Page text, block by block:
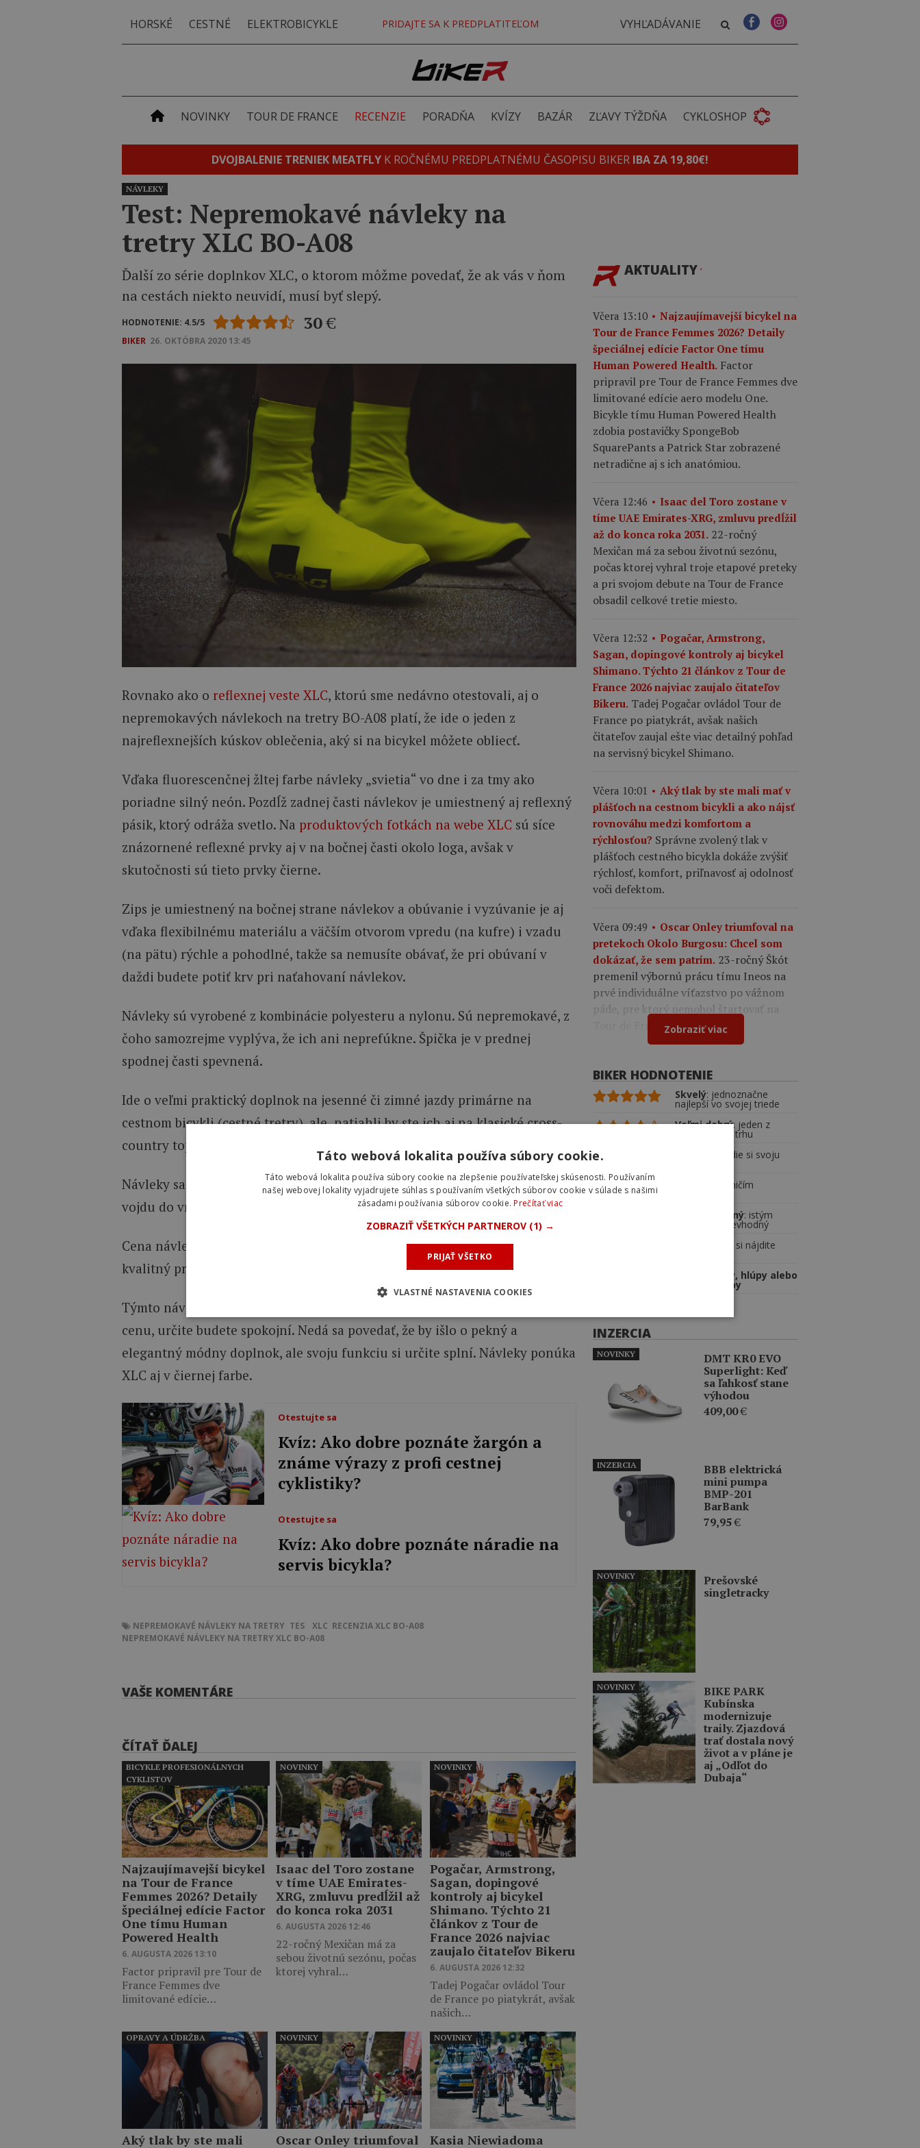
HORSKÉ CESTNÉ ELEKTROBICYKLE PRIDAJTE SA K PREDPLATITEĽOM
NOVINKY TOUR DE FRANCE RECENZIE PORADŇA KVÍZY BAZÁR ZĽAVY TÝŽDŇA CYKLOSHOP
DVOJBALENIE TRENIEK MEATFLY K ROČNÉMU PREDPLATNÉMU ČASOPISU BIKER IBA ZA 19,80€!
NÁVLEKY
Test: Nepremokavé návleky na
tretry XLC BO-A08
Ďalší zo série doplnkov XLC, o ktorom môžme povedať, že ak vás v ňom
na cestách niekto neuvidí, musí byť slepý.
HODNOTENIE: 4.5/5 30€
BIKER 26. OKTÓBRA 2020 13:45
Rovnako ako o reflexnej veste XLC, ktorú sme nedávno otestovali, aj o
nepremokavých návlekoch na tretry BO-A08 platí, že ide o jeden z
najreflexnejších kúskov oblečenia, aký si na bicykel môžete obliecť.
Vďaka fluorescenčnej žltej farbe návleky „svietia“ vo dne i za tmy ako
poriadne silný neón. Pozdĺž zadnej časti návlekov je umiestnený aj reflexný
pásik, ktorý odráža svetlo. Na produktových fotkách na webe XLC sú síce
znázornené reflexné prvky aj v na bočnej časti okolo loga, avšak v
skutočnosti sú tieto prvky čierne.
Zips je umiestnený na bočnej strane návlekov a obúvanie i vyzúvanie je aj
vďaka flexibilnému materiálu a väčším otvorom vpredu (na kufre) i vzadu
(na pätu) rýchle a pohodlné, takže sa nemusíte obávať, že pri obúvaní v
daždi budete potiť krv pri naťahovaní návlekov.
Návleky sú vyrobené z kombinácie polyesteru a nylonu. Sú nepremokavé, z
čoho samozrejme vyplýva, že ich ani neprefúkne. Špička je v prednej
spodnej časti spevnená.
Ide o veľmi praktický doplnok na jesenné či zimné jazdy primárne na
cestnom bicykli (cestné tretry), ale natiahli by ste ich aj na klasické cross-
country topánky, ktoré sa tvarom podobajú na cestné.
Návleky sa dajú pohodlne zbaliť do malých rozmerov a bez problémov sa
vojdu do vrecka dresu.
Cena návlekov XLC BO-A08 je veľmi priaznivá a iba za 30 eur dostanete
kvalitný produkt s poriadnou dávkou reflexnosti.
Týmto návlekom nie je veľmi čo vyčítať a ak chcete byť viditeľní za dobrú
cenu, určite budete spokojní. Nedá sa povedať, že by išlo o pekný a
elegantný módny doplnok, ale svoju funkciu si určite splní. Návleky ponúka
XLC aj v čiernej farbe.
Otestujte sa
Kvíz: Ako dobre poznáte žargón a
známe výrazy z profi cestnej
cyklistiky?
Otestujte sa
Kvíz: Ako dobre poznáte náradie na
servis bicykla?
NEPREMOKAVÉ NÁVLEKY NA TRETRY TES XLC RECENZIAXLC BO-A08
NEPREMOKAVÉ NÁVLEKY NA TRETRY XLC BO-A08
VAŠE KOMENTÁRE
ČÍTAŤ ĎALEJ
Najzaujímavejší bicykel
na Tour de France
Femmes 2026? Detaily
špeciálnej edície Factor
One tímu Human
Powered Health
6. AUGUSTA 2026 13:10
Factor pripravil pre Tour de
France Femmes dve
limitované edície…
BICYKLE PROFESIONÁLNYCH
CYKLISTOV
Isaac del Toro zostane
v tíme UAE Emirates-
XRG, zmluvu predĺžil až
do konca roka 2031
6. AUGUSTA 2026 12:46
22-ročný Mexičan má za
sebou životnú sezónu, počas
ktorej vyhral…
NOVINKY
Pogačar, Armstrong,
Sagan, dopingové
kontroly aj bicykel
Shimano. Týchto 21
článkov z Tour de
France 2026 najviac
zaujalo čitateľov Bikeru
6. AUGUSTA 2026 12:32
Tadej Pogačar ovládol Tour
de France po piatykrát, avšak
našich…
NOVINKY
Aký tlak by ste mali
OPRAVY A ÚDRŽBA
Oscar Onley triumfoval
NOVINKY
Kasia Niewiadoma
NOVINKY
AKTUALITY
Včera 13:10
Najzaujímavejší bicykel na
Tour de France Femmes 2026? Detaily
špeciálnej edície Factor One tímu
Human Powered Health. Factor
pripravil pre Tour de France Femmes dve
limitované edície aero modelu One.
Bicykle tímu Human Powered Health
zdobia postavičky SpongeBob
SquarePants a Patrick Star zobrazené
netradične aj s ich anatómiou.
Včera 12:46
Isaac del Toro zostane v
tíme UAE Emirates-XRG, zmluvu predĺžil
až do konca roka 2031. 22-ročný
Mexičan má za sebou životnú sezónu,
počas ktorej vyhral troje etapové preteky
a pri svojom debute na Tour de France
obsadil celkové tretie miesto.
Včera 12:32
Pogačar, Armstrong,
Sagan, dopingové kontroly aj bicykel
Shimano. Týchto 21 článkov z Tour de
France 2026 najviac zaujalo čitateľov
Bikeru. Tadej Pogačar ovládol Tour de
France po piatykrát, avšak našich
čitateľov zaujal ešte viac detailný pohľad
na servisný bicykel Shimano.
Včera 10:01
Aký tlak by ste mali mať v
plášťoch na cestnom bicykli a ako nájsť
rovnováhu medzi komfortom a
rýchlosťou? Správne zvolený tlak v
plášťoch cestného bicykla dokáže zvýšiť
rýchlosť, komfort, priľnavosť aj odolnosť
voči defektom.
Včera 09:49
Oscar Onley triumfoval na
pretekoch Okolo Burgosu: Chcel som
dokázať, že sem patrím. 23-ročný Škót
premenil výbornú prácu tímu Ineos na
prvé individuálne víťazstvo po vážnom
páde, pre ktorý nemohol štartovať na
Tour de France.Zobraziť viac
BIKER HODNOTENIE
Skvelý: jednoznačne
najlepší vo svojej triede
Veľmi dobrý: jeden z
najlepších na trhu
: odvedie si svoju
: ničím
Podpriemerný: istým
spôsobom nevhodný
: radšej si nájdite
Nebezpečný, hlúpy alebo
oboje dokopy
INZERCIA
DMT KR0 EVO
Superlight: Keď
sa ľahkosť stane
výhodou
409,00€
NOVINKY
BBB elektrická
mini pumpa
BMP-201
BarBank
79,95€
INZERCIA
Prešovské
singletracky
NOVINKY
BIKE PARK
Kubínska
modernizuje
traily. Zjazdová
trať dostala nový
život a v pláne je
aj „Odľot do
Dubaja“
NOVINKY
Táto webová lokalita používa súbory cookie.
Táto webová lokalita používa súbory cookie na zlepšenie používateľskej skúsenosti. Používaním
našej webovej lokality vyjadrujete súhlas s používaním všetkých súborov cookie v súlade s našimi
zásadami používania súborov cookie.Prečítať viac
ZOBRAZIŤ VŠETKÝCH PARTNEROV (1) →
PRIJAŤ VŠETKO
VLASTNÉ NASTAVENIA COOKIES